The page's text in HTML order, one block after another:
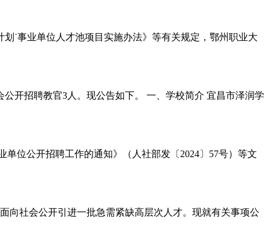
˙事业单位人才池项目实施办法》等有关规定，鄂州职业大
开招聘教官3人。现公告如下。 一、学校简介 宜昌市泽润学
位公开招聘工作的通知》（人社部发〔2024〕57号）等文
社会公开引进一批急需紧缺高层次人才。现就有关事项公